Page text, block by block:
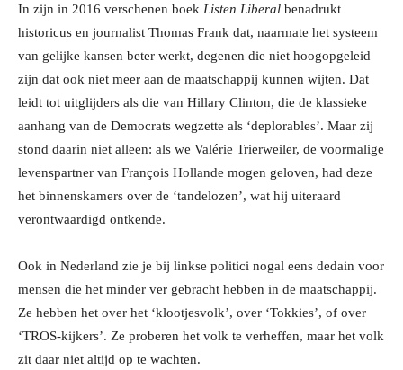
In zijn in 2016 verschenen boek Listen Liberal benadrukt
historicus en journalist Thomas Frank dat, naarmate het systeem
van gelijke kansen beter werkt, degenen die niet hoogopgeleid
zijn dat ook niet meer aan de maatschappij kunnen wijten. Dat
leidt tot uitglijders als die van Hillary Clinton, die de klassieke
aanhang van de Democrats wegzette als ‘deplorables’. Maar zij
stond daarin niet alleen: als we Valérie Trierweiler, de voormalige
levenspartner van François Hollande mogen geloven, had deze
het binnenskamers over de ‘tandelozen’, wat hij uiteraard
verontwaardigd ontkende.
Ook in Nederland zie je bij linkse politici nogal eens dedain voor
mensen die het minder ver gebracht hebben in de maatschappij.
Ze hebben het over het ‘klootjesvolk’, over ‘Tokkies’, of over
‘TROS-kijkers’. Ze proberen het volk te verheffen, maar het volk
zit daar niet altijd op te wachten.